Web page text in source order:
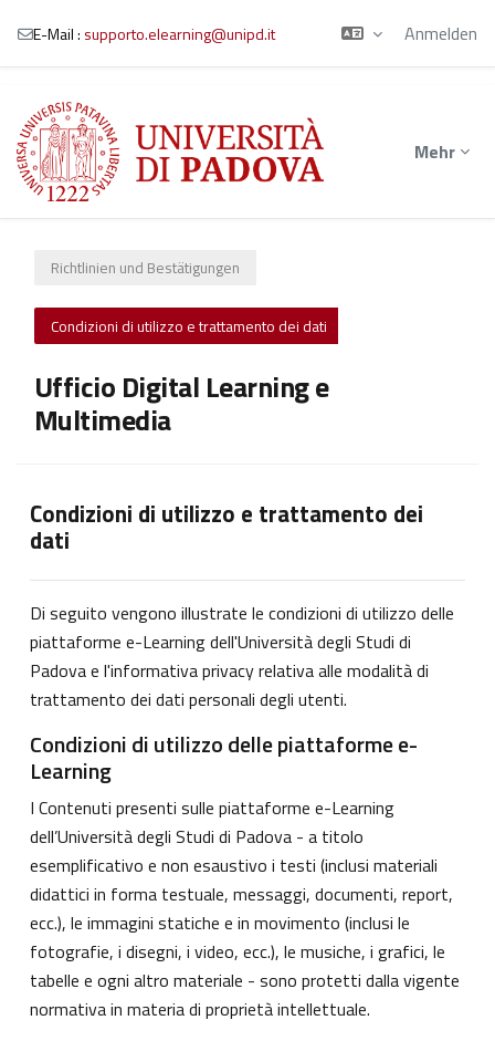
Zum Hauptinhalt
E-Mail : supporto.elearning@unipd.it Anmelden
Mehr
Richtlinien und Bestätigungen
Condizioni di utilizzo e trattamento dei dati
Ufficio Digital Learning e
Multimedia
Condizioni di utilizzo e trattamento dei
dati
Di seguito vengono illustrate le condizioni di utilizzo delle
piattaforme e-Learning dell'Università degli Studi di
Padova e l'informativa privacy relativa alle modalità di
trattamento dei dati personali degli utenti.
Condizioni di utilizzo delle piattaforme e-
Learning
I Contenuti presenti sulle piattaforme e-Learning
dell’Università degli Studi di Padova - a titolo
esemplificativo e non esaustivo i testi (inclusi materiali
didattici in forma testuale, messaggi, documenti, report,
ecc.), le immagini statiche e in movimento (inclusi le
fotografie, i disegni, i video, ecc.), le musiche, i grafici, le
tabelle e ogni altro materiale - sono protetti dalla vigente
normativa in materia di proprietà intellettuale.